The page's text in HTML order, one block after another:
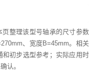
页整理该型号轴承的尺寸参数
、宽度B=45mm。相关
初步选型参考；实际应用时
认。